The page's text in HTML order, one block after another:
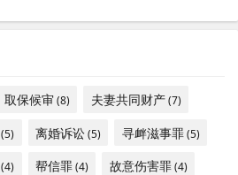
取保候审(8) 夫妻共同财产(7)
(5) 离婚诉讼(5) 寻衅滋事罪(5)
(4) 帮信罪(4) 故意伤害罪(4)